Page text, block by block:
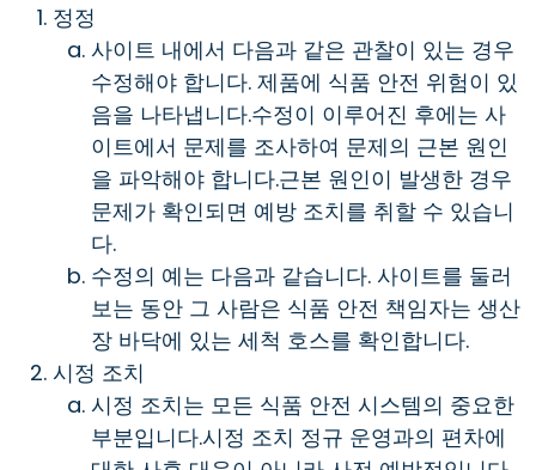
정정
사이트 내에서 다음과 같은 관찰이 있는 경우
수정해야 합니다. 제품에 식품 안전 위험이 있
음을 나타냅니다.수정이 이루어진 후에는 사
이트에서 문제를 조사하여 문제의 근본 원인
을 파악해야 합니다.근본 원인이 발생한 경우
문제가 확인되면 예방 조치를 취할 수 있습니
다.
수정의 예는 다음과 같습니다. 사이트를 둘러
보는 동안 그 사람은 식품 안전 책임자는 생산
장 바닥에 있는 세척 호스를 확인합니다.
시정 조치
시정 조치는 모든 식품 안전 시스템의 중요한
부분입니다.시정 조치 정규 운영과의 편차에